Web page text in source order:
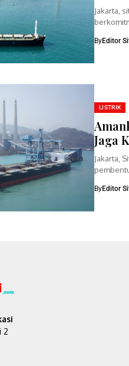
Jakarta,
ByEditor
LISTRIK
Jaga
Jakarta,
ByEditor
2